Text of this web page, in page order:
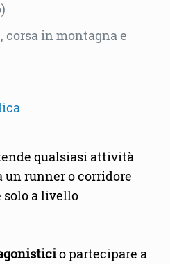
corsa in montagna e
qualsiasi attività
un runner o corridore
solo a livello
o partecipare a